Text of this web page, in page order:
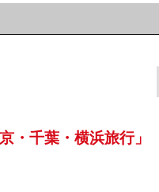
・千葉・横浜旅行」